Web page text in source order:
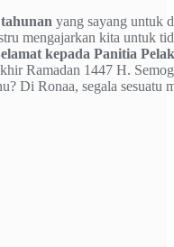
yang sayang untuk
mengajarkan kita untuk
kepada Panitia
Ramadan 1447 H.
Di Ronaa, segala sesuatu